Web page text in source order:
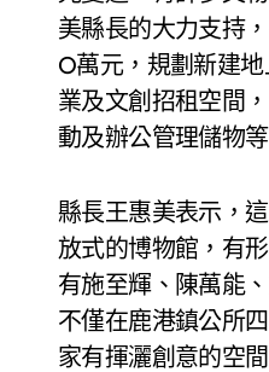
美縣長的大力支持
O萬元，規劃新建
業及文創招租空間
動及辦公管理儲物
縣長王惠美表示，
放式的博物館，有
有施至輝、陳萬能
不僅在鹿港鎮公所
家有揮灑創意的空